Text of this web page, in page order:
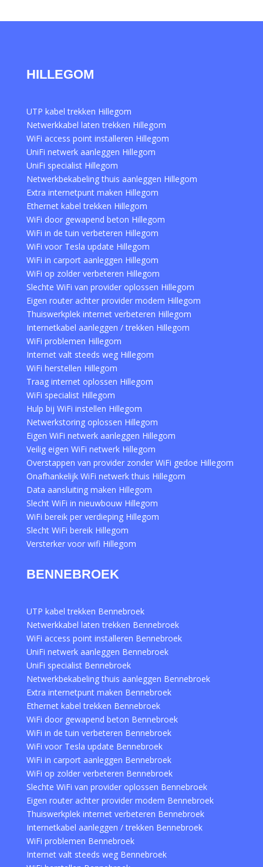
HILLEGOM
UTP kabel trekken Hillegom
Netwerkkabel laten trekken Hillegom
WiFi access point installeren Hillegom
UniFi netwerk aanleggen Hillegom
UniFi specialist Hillegom
Netwerkbekabeling thuis aanleggen Hillegom
Extra internetpunt maken Hillegom
Ethernet kabel trekken Hillegom
WiFi door gewapend beton Hillegom
WiFi in de tuin verbeteren Hillegom
WiFi voor Tesla update Hillegom
WiFi in carport aanleggen Hillegom
WiFi op zolder verbeteren Hillegom
Slechte WiFi van provider oplossen Hillegom
Eigen router achter provider modem Hillegom
Thuiswerkplek internet verbeteren Hillegom
Internetkabel aanleggen / trekken Hillegom
WiFi problemen Hillegom
Internet valt steeds weg Hillegom
WiFi herstellen Hillegom
Traag internet oplossen Hillegom
WiFi specialist Hillegom
Hulp bij WiFi instellen Hillegom
Netwerkstoring oplossen Hillegom
Eigen WiFi netwerk aanleggen Hillegom
Veilig eigen WiFi netwerk Hillegom
Overstappen van provider zonder WiFi gedoe Hillegom
Onafhankelijk WiFi netwerk thuis Hillegom
Data aansluiting maken Hillegom
Slecht WiFi in nieuwbouw Hillegom
WiFi bereik per verdieping Hillegom
Slecht WiFi bereik Hillegom
Versterker voor wifi Hillegom
BENNEBROEK
UTP kabel trekken Bennebroek
Netwerkkabel laten trekken Bennebroek
WiFi access point installeren Bennebroek
UniFi netwerk aanleggen Bennebroek
UniFi specialist Bennebroek
Netwerkbekabeling thuis aanleggen Bennebroek
Extra internetpunt maken Bennebroek
Ethernet kabel trekken Bennebroek
WiFi door gewapend beton Bennebroek
WiFi in de tuin verbeteren Bennebroek
WiFi voor Tesla update Bennebroek
WiFi in carport aanleggen Bennebroek
WiFi op zolder verbeteren Bennebroek
Slechte WiFi van provider oplossen Bennebroek
Eigen router achter provider modem Bennebroek
Thuiswerkplek internet verbeteren Bennebroek
Internetkabel aanleggen / trekken Bennebroek
WiFi problemen Bennebroek
Internet valt steeds weg Bennebroek